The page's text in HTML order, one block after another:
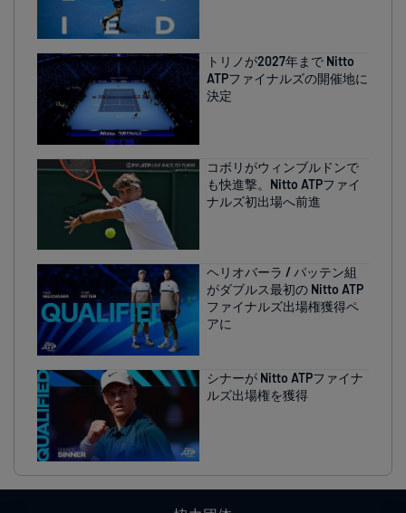
トリノが2027年まで Nitto
ATPファイナルズの開催地に
決定
コボリがウィンブルドンで
も快進撃。Nitto ATPファイ
ナルズ初出場へ前進
ヘリオバーラ / パッテン組
がダブルス最初の Nitto ATP
ファイナルズ出場権獲得ペ
アに
シナーが Nitto ATPファイナ
ルズ出場権を獲得